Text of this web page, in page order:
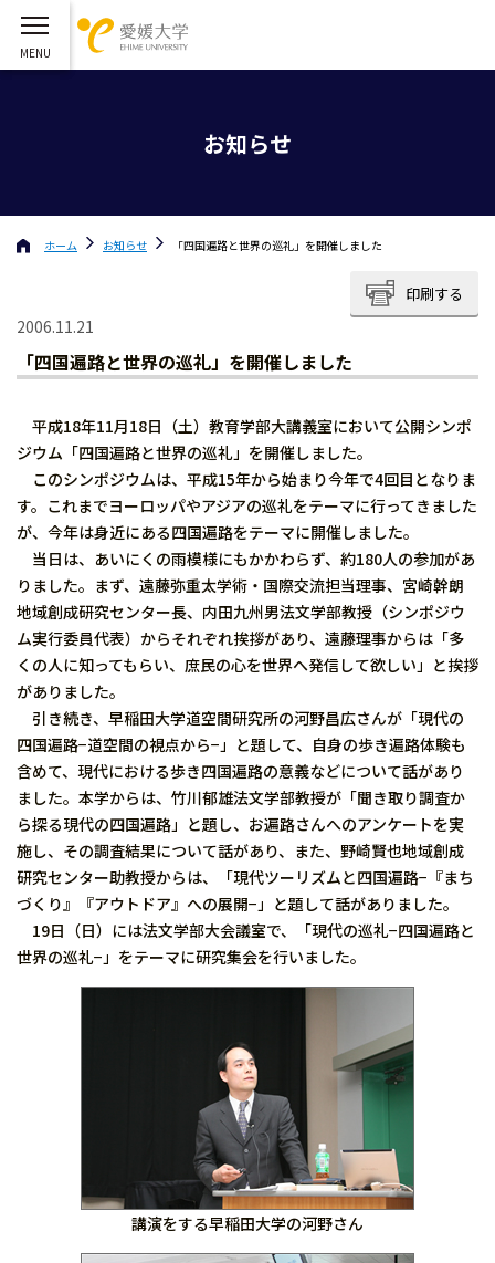
お知らせ
ホーム お知らせ 「四国遍路と世界の巡礼」を開催しました
印刷する
2006.11.21
「四国遍路と世界の巡礼」を開催しました
平成18年11月18日（土）教育学部大講義室において公開シンポ
ジウム「四国遍路と世界の巡礼」を開催しました。
このシンポジウムは、平成15年から始まり今年で4回目となりま
す。これまでヨーロッパやアジアの巡礼をテーマに行ってきました
が、今年は身近にある四国遍路をテーマに開催しました。
当日は、あいにくの雨模様にもかかわらず、約180人の参加があ
りました。まず、遠藤弥重太学術・国際交流担当理事、宮崎幹朗
地域創成研究センター長、内田九州男法文学部教授（シンポジウ
ム実行委員代表）からそれぞれ挨拶があり、遠藤理事からは「多
くの人に知ってもらい、庶民の心を世界へ発信して欲しい」と挨拶
がありました。
引き続き、早稲田大学道空間研究所の河野昌広さんが「現代の
四国遍路−道空間の視点から−」と題して、自身の歩き遍路体験も
含めて、現代における歩き四国遍路の意義などについて話があり
ました。本学からは、竹川郁雄法文学部教授が「聞き取り調査か
ら探る現代の四国遍路」と題し、お遍路さんへのアンケートを実
施し、その調査結果について話があり、また、野崎賢也地域創成
研究センター助教授からは、「現代ツーリズムと四国遍路−『まち
づくり』『アウトドア』への展開−」と題して話がありました。
19日（日）には法文学部大会議室で、「現代の巡礼−四国遍路と
世界の巡礼−」をテーマに研究集会を行いました。
講演をする早稲田大学の河野さん